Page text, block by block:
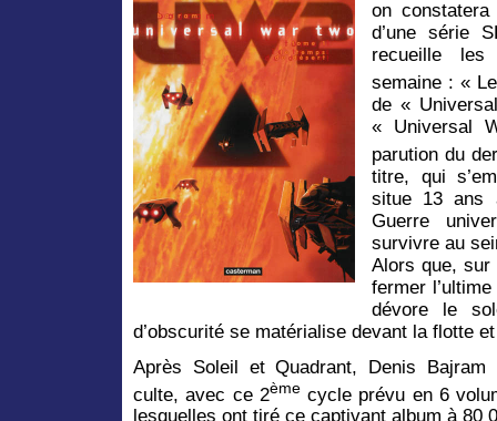
on constatera
d’une série
recueille
semaine : «
de «
« Universal
parution du
titre, qui
situe 13 ans
Guerre
survivre au
Alors que, sur
fermer
dévore le
d’obscurité se matérialise devant la flotte
Après Soleil et Quadrant, Denis
culte, avec ce 2èmecycle prévu en 6
lesquelles ont tiré ce captivant album à 80